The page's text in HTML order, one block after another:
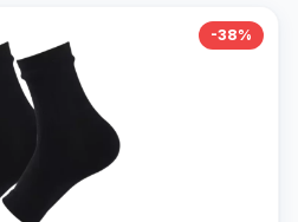
-38%